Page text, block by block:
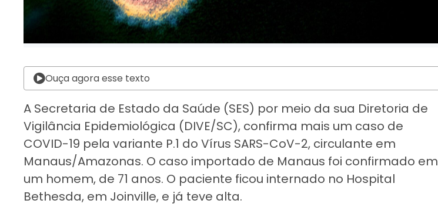
Ouça agora esse texto
A Secretaria de Estado da Saúde (SES) por meio da sua Diretoria de
Vigilância Epidemiológica (DIVE/SC), confirma mais um caso de
COVID-19 pela variante P.1 do Vírus SARS-CoV-2, circulante em
Manaus/Amazonas. O caso importado de Manaus foi confirmado em
um homem, de 71 anos. O paciente ficou internado no Hospital
Bethesda, em Joinville, e já teve alta.